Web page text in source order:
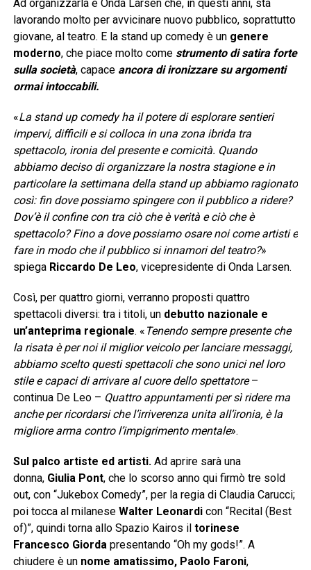
Ad organizzarla è Onda Larsen che, in questi anni, sta
lavorando molto per avvicinare nuovo pubblico, soprattutto
giovane, al teatro. E la stand up comedy è un genere
moderno, che piace molto comestrumento di satira forte
sulla società, capace ancora di ironizzare su argomenti
ormai intoccabili.
«La stand up comedy ha il potere di esplorare sentieri
impervi, difficili e si colloca in una zona ibrida tra
spettacolo, ironia del presente e comicità. Quando
abbiamo deciso di organizzare la nostra stagione e in
particolare la settimana della stand up abbiamo ragionato
così: fin dove possiamo spingere con il pubblico a ridere?
Dov’è il confine con tra ciò che è verità e ciò che è
spettacolo? Fino a dove possiamo osare noi come artisti e
fare in modo che il pubblico si innamori del teatro?»
spiega Riccardo De Leo, vicepresidente di Onda Larsen.
Così, per quattro giorni, verranno proposti quattro
spettacoli diversi: tra i titoli, un debutto nazionale e
un’anteprima regionale. « Tenendo sempre presente che
la risata è per noi il miglior veicolo per lanciare messaggi,
abbiamo scelto questi spettacoli che sono unici nel loro
stile e capaci di arrivare al cuore dello spettatore–
continua De Leo – Quattro appuntamenti per sì ridere ma
anche per ricordarsi che l’irriverenza unita all’ironia, è la
migliore arma contro l’impigrimento mentale».
Sul palco artiste ed artisti. Ad aprire sarà una
donna, Giulia Pont, che lo scorso anno qui firmò tre sold
out, con “Jukebox Comedy”, per la regia di Claudia Carucci;
poi tocca al milanese Walter Leonardicon “Recital (Best
of)”, quindi torna allo Spazio Kairos iltorinese
Francesco Giordapresentando “Oh my gods!”. A
chiudere è un nome amatissimo, Paolo Faroni,